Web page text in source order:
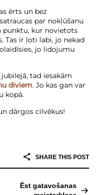
ērts un bez
par nokļūšanu
punktu, kur novietots
Tas ir ļoti labi, jo nekad
jo lidojumu
tad iesakām
diviem. Jo kas gan var
kopā.
dārgos cilvēkus!
SHARE THIS POST
Ēst gatavošanas